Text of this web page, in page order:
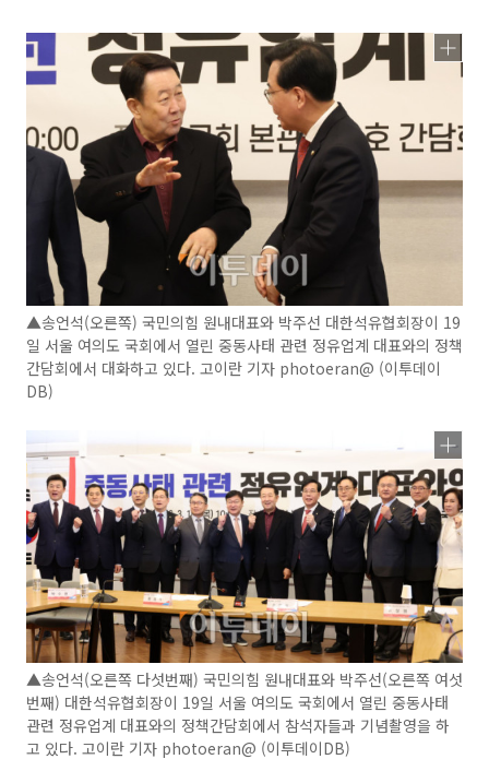
▲송언석(오른쪽) 국민의힘 원내대표와 박주선 대한석유협회장이 19
일 서울 여의도 국회에서 열린 중동사태 관련 정유업계 대표와의 정책
간담회에서 대화하고 있다. 고이란 기자 photoeran@ (이투데이
DB)
▲송언석(오른쪽 다섯번째) 국민의힘 원내대표와 박주선(오른쪽 여섯
번째) 대한석유협회장이 19일 서울 여의도 국회에서 열린 중동사태
관련 정유업계 대표와의 정책간담회에서 참석자들과 기념촬영을 하
고 있다. 고이란 기자 photoeran@ (이투데이DB)